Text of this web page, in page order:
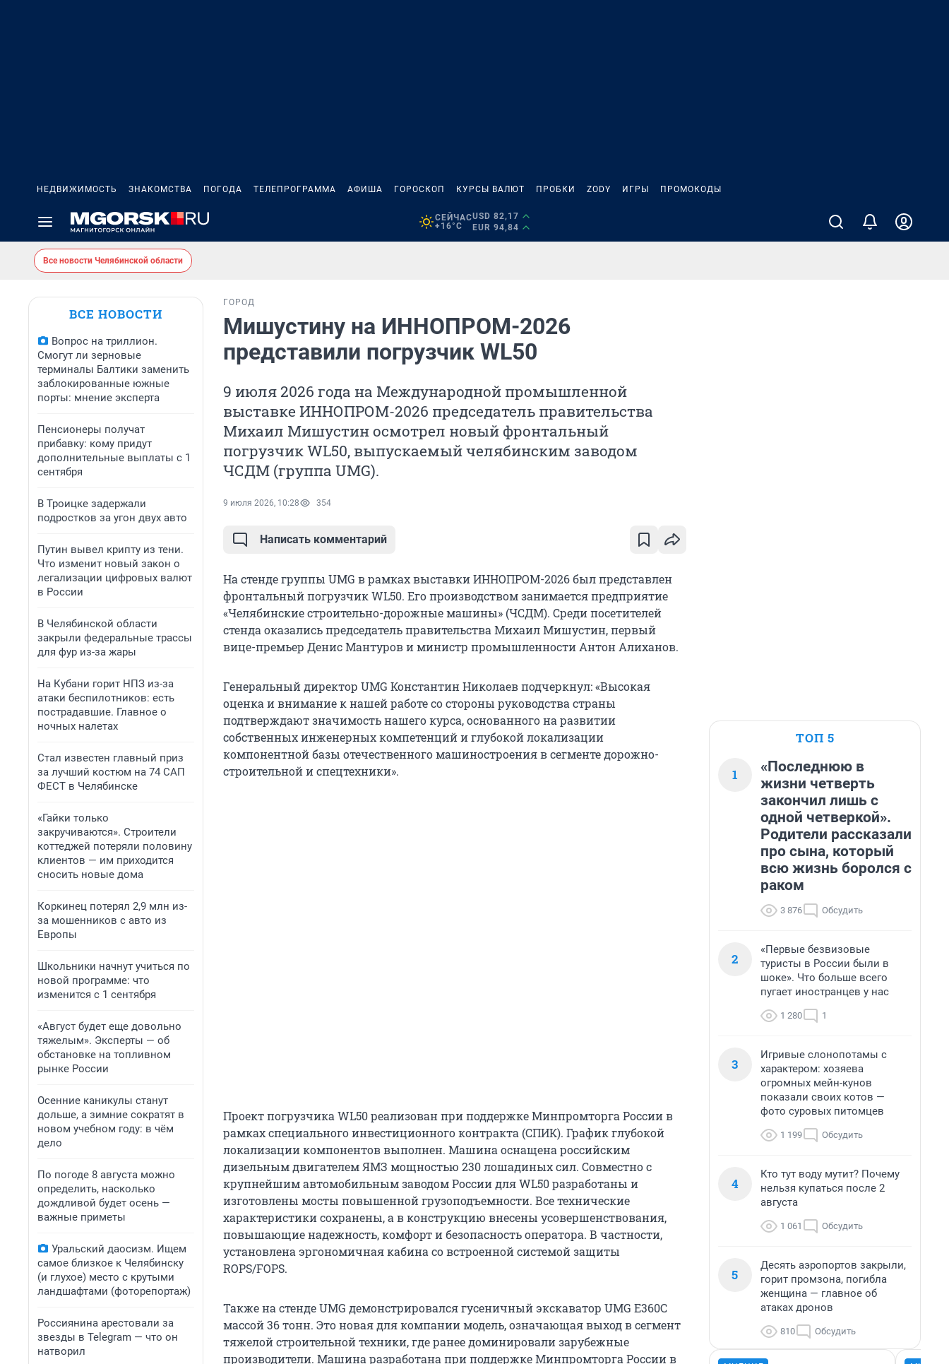
НЕДВИЖИМОСТЬ ЗНАКОМСТВА ПОГОДА ТЕЛЕПРОГРАММА АФИША ГОРОСКОП КУРСЫ ВАЛЮТ ПРОБКИ ZODY ИГРЫ ПРОМОКОДЫ
СЕЙЧАС
+16°C
USD 82,17
EUR 94,84
Все новости Челябинской области
ВСЕ НОВОСТИ
Вопрос на триллион.
Смогут ли зерновые
терминалы Балтики заменить
заблокированные южные
порты: мнение эксперта
Пенсионеры получат
прибавку: кому придут
дополнительные выплаты с 1
сентября
В Троицке задержали
подростков за угон двух авто
Путин вывел крипту из тени.
Что изменит новый закон о
легализации цифровых валют
в России
В Челябинской области
закрыли федеральные трассы
для фур из-за жары
На Кубани горит НПЗ из-за
атаки беспилотников: есть
пострадавшие. Главное о
ночных налетах
Стал известен главный приз
за лучший костюм на 74 САП
ФЕСТ в Челябинске
«Гайки только
закручиваются». Строители
коттеджей потеряли половину
клиентов — им приходится
сносить новые дома
Коркинец потерял 2,9 млн из-
за мошенников с авто из
Европы
Школьники начнут учиться по
новой программе: что
изменится с 1 сентября
«Август будет еще довольно
тяжелым». Эксперты — об
обстановке на топливном
рынке России
Осенние каникулы станут
дольше, а зимние сократят в
новом учебном году: в чём
дело
По погоде 8 августа можно
определить, насколько
дождливой будет осень —
важные приметы
Уральский даосизм. Ищем
самое близкое к Челябинску
(и глухое) место с крутыми
ландшафтами (фоторепортаж)
Россиянина арестовали за
звезды в Telegram — что он
натворил
ГОРОД
Мишустину на ИННОПРОМ-2026
представили погрузчик WL50
9 июля 2026 года на Международной промышленной
выставке ИННОПРОМ-2026 председатель правительства
Михаил Мишустин осмотрел новый фронтальный
погрузчик WL50, выпускаемый челябинским заводом
ЧСДМ (группа UMG).
9 июля 2026, 10:28 354
Написать комментарий
На стенде группы UMG в рамках выставки ИННОПРОМ-2026 был представлен
фронтальный погрузчик WL50. Его производством занимается предприятие
«Челябинские строительно-дорожные машины» (ЧСДМ). Среди посетителей
стенда оказались председатель правительства Михаил Мишустин, первый
вице-премьер Денис Мантуров и министр промышленности Антон Алиханов.
Генеральный директор UMG Константин Николаев подчеркнул: «Высокая
оценка и внимание к нашей работе со стороны руководства страны
подтверждают значимость нашего курса, основанного на развитии
собственных инженерных компетенций и глубокой локализации
компонентной базы отечественного машиностроения в сегменте дорожно-
строительной и спецтехники».
Проект погрузчика WL50 реализован при поддержке Минпромторга России в
рамках специального инвестиционного контракта (СПИК). График глубокой
локализации компонентов выполнен. Машина оснащена российским
дизельным двигателем ЯМЗ мощностью 230 лошадиных сил. Совместно с
крупнейшим автомобильным заводом России для WL50 разработаны и
изготовлены мосты повышенной грузоподъемности. Все технические
характеристики сохранены, а в конструкцию внесены усовершенствования,
повышающие надежность, комфорт и безопасность оператора. В частности,
установлена эргономичная кабина со встроенной системой защиты
ROPS/FOPS.
Также на стенде UMG демонстрировался гусеничный экскаватор UMG E360С
массой 36 тонн. Это новая для компании модель, означающая выход в сегмент
тяжелой строительной техники, где ранее доминировали зарубежные
производители. Машина разработана при поддержке Минпромторга России в
ТОП 5
1
«Последнюю в
жизни четверть
закончил лишь с
одной четверкой».
Родители рассказали
про сына, который
всю жизнь боролся с
раком
3 876 Обсудить
2
«Первые безвизовые
туристы в России были в
шоке». Что больше всего
пугает иностранцев у нас
1 280 1
3
Игривые слонопотамы с
характером: хозяева
огромных мейн-кунов
показали своих котов —
фото суровых питомцев
1 199 Обсудить
4
Кто тут воду мутит? Почему
нельзя купаться после 2
августа
1 061 Обсудить
5
Десять аэропортов закрыли,
горит промзона, погибла
женщина — главное об
атаках дронов
810 Обсудить